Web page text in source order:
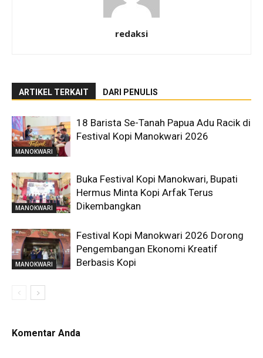
redaksi
ARTIKEL TERKAIT DARI PENULIS
MANOKWARI
18 Barista Se-Tanah Papua Adu Racik di
Festival Kopi Manokwari 2026
MANOKWARI
Buka Festival Kopi Manokwari, Bupati
Hermus Minta Kopi Arfak Terus
Dikembangkan
MANOKWARI
Festival Kopi Manokwari 2026 Dorong
Pengembangan Ekonomi Kreatif
Berbasis Kopi
Komentar Anda